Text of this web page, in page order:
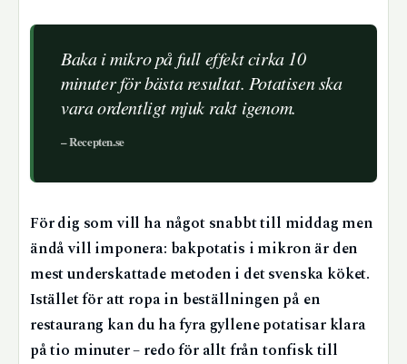
Baka i mikro på full effekt cirka 10
minuter för bästa resultat. Potatisen ska
vara ordentligt mjuk rakt igenom.
– Recepten.se
För dig som vill ha något snabbt till middag men
ändå vill imponera: bakpotatis i mikron är den
mest underskattade metoden i det svenska köket.
Istället för att ropa in beställningen på en
restaurang kan du ha fyra gyllene potatisar klara
på tio minuter – redo för allt från tonfisk till